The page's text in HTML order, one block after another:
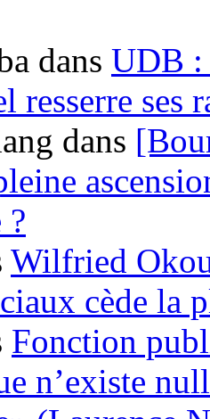
dans UDB :
resserre ses
dans
?
Wilfried
cède la
Fonction
n’existe